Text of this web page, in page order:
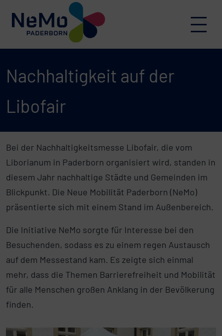
Menu
Nachhaltigkeit auf der
Libofair
Bei der Nachhaltigkeitsmesse Libofair, die vom
Liborianum in Paderborn organisiert wird, standen in
diesem Jahr nachhaltige Städte und Gemeinden im
Blickpunkt. Die Neue Mobilität Paderborn (NeMo)
präsentierte sich mit einem Stand im Außenbereich.
Die Initiative NeMo sorgte für Interesse bei den
Besuchenden, sodass es zu einem regen Austausch
auf dem Messestand kam. Es zeigte sich einmal
mehr, dass die Themen Barrierefreiheit und Mobilität
für alle Menschen großen Anklang in der Bevölkerung
finden.